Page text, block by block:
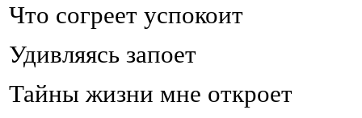
Что согреет успокоит
Удивляясь запоет
Тайны жизни мне откроет